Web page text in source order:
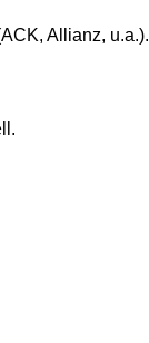
Allianz, u.a.).